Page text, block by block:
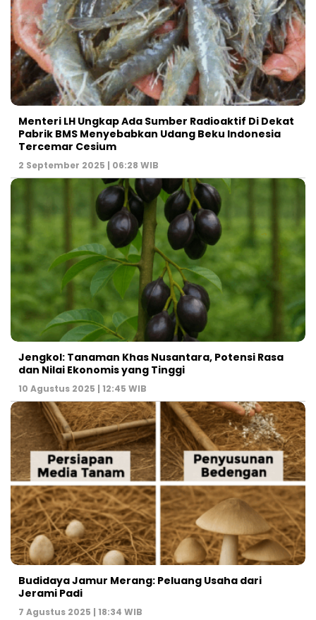
Menteri LH Ungkap Ada Sumber Radioaktif Di Dekat
Pabrik BMS Menyebabkan Udang Beku Indonesia
Tercemar Cesium
2 September 2025 | 06:28 WIB
Jengkol: Tanaman Khas Nusantara, Potensi Rasa
dan Nilai Ekonomis yang Tinggi
10 Agustus 2025 | 12:45 WIB
Budidaya Jamur Merang: Peluang Usaha dari
Jerami Padi
7 Agustus 2025 | 18:34 WIB